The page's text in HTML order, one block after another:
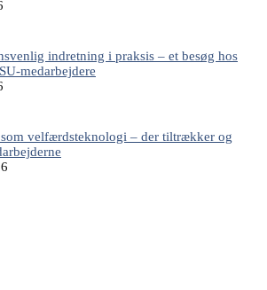
indretning i praksis – et besøg hos
medarbejdere
velfærdsteknologi – der tiltrækker og